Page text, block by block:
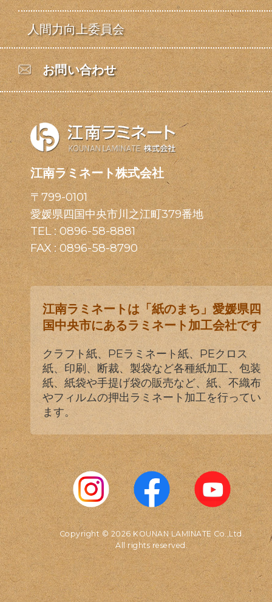
人間力向上委員会
お問い合わせ
江南ラミネート株式会社
〒799-0101
愛媛県四国中央市川之江町379番地
TEL :0896-58-8881
FAX : 0896-58-8790
江南ラミネートは「紙のまち」愛媛県四
国中央市にあるラミネート加工会社です
クラフト紙、PEラミネート紙、PEクロス
紙、印刷、断裁、製袋など各種紙加工、包装
紙、紙袋や手提げ袋の販売など、紙、不織布
やフィルムの押出ラミネート加工を行ってい
ます。
Copyright © 2026 KOUNAN LAMINATE Co.,Ltd.
All rights reserved.